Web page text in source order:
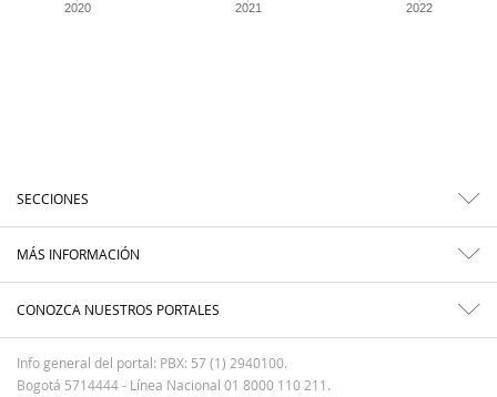
2020 2021 2022
SECCIONES
MÁS INFORMACIÓN
CONOZCA NUESTROS PORTALES
Info general del portal: PBX: 57 (1) 2940100.
Bogotá 5714444 - Línea Nacional 01 8000 110 211.